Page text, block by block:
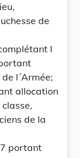
de
l
l´Armée;
allocation
de la
portant